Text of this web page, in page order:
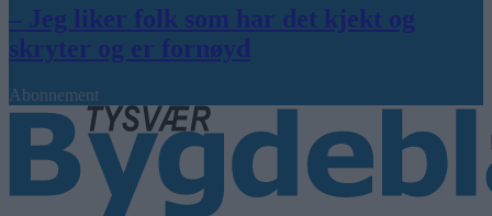
– Jeg liker folk som har det kjekt og
skryter og er fornøyd
Abonnement